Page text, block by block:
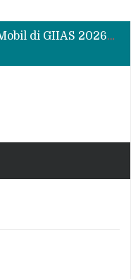
Rangkul Komunitas Mobil, Motul Indonesia Gelar Car MeetUp Perdana di Tangerang
Sudah SPK Mobil di GIIAS 2026? Ini Tahapan yang Harus Dilakukan Setelah Pameran
Rangkul Komunitas Mobil, Motul Indonesia Gelar Car MeetUp Perdana di Tangerang